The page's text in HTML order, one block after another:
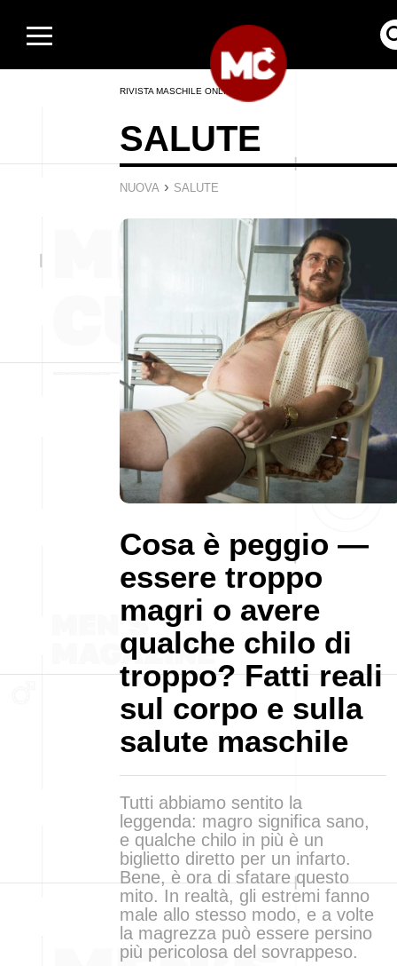
RIVISTA MASCHILE ONLINE
SALUTE
NUOVA › SALUTE
Cosa è peggio —
essere troppo
magri o avere
qualche chilo di
troppo? Fatti reali
sul corpo e sulla
salute maschile
Tutti abbiamo sentito la
leggenda: magro significa sano,
e qualche chilo in più è un
biglietto diretto per un infarto.
Bene, è ora di sfatare questo
mito. In realtà, gli estremi fanno
male allo stesso modo, e a volte
la magrezza può essere persino
più pericolosa del sovrappeso.